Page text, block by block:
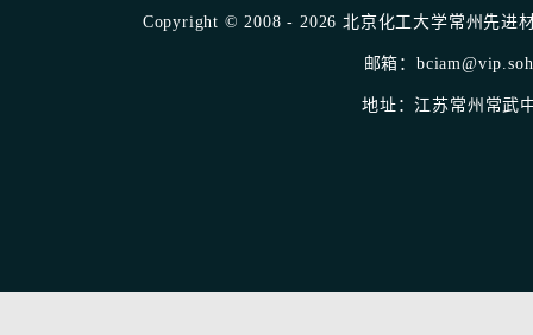
Copyright © 2008 - 2026 北京化工大学常州先进
邮箱：
地址：江苏常州常武